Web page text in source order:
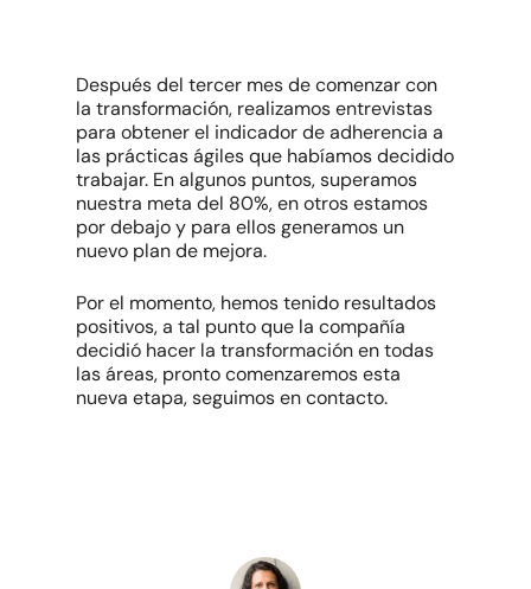
Después del tercer mes de comenzar con
la transformación, realizamos entrevistas
para obtener el indicador de adherencia a
las prácticas ágiles que habíamos decidido
trabajar. En algunos puntos, superamos
nuestra meta del 80%, en otros estamos
por debajo y para ellos generamos un
nuevo plan de mejora.
Por el momento, hemos tenido resultados
positivos, a tal punto que la compañía
decidió hacer la transformación en todas
las áreas, pronto comenzaremos esta
nueva etapa, seguimos en contacto.